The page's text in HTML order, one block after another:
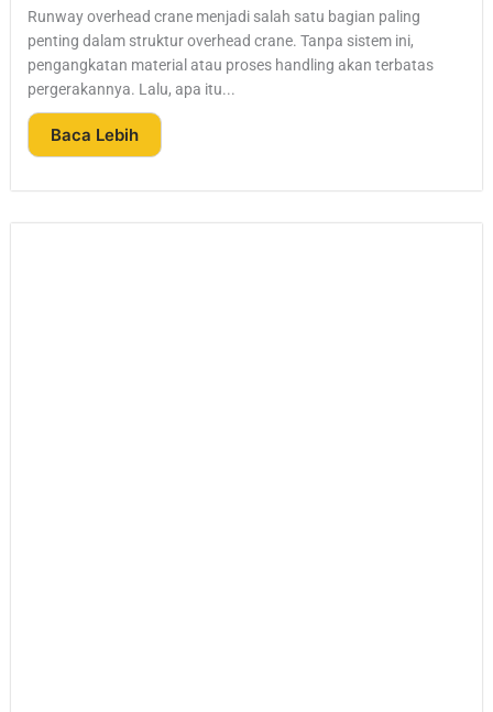
Runway overhead crane menjadi salah satu bagian paling
penting dalam struktur overhead crane. Tanpa sistem ini,
pengangkatan material atau proses handling akan terbatas
pergerakannya. Lalu, apa itu...
Baca Lebih